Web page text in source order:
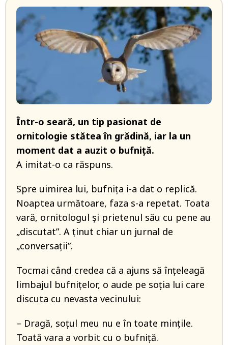
Într-o seară, un tip pasionat de
ornitologie stătea în grădină, iar la un
moment dat a auzit o bufniţă.
A imitat-o ca răspuns.
Spre uimirea lui, bufniţa i-a dat o replică.
Noaptea următoare, faza s-a repetat. Toata
vară, ornitologul şi prietenul său cu pene au
„discutat”. A ţinut chiar un jurnal de
„conversaţii”.
Tocmai când credea că a ajuns să înţeleagă
limbajul bufniţelor, o aude pe soția lui care
discuta cu nevasta vecinului:
– Dragă, soţul meu nu e în toate minţile.
Toată vara a vorbit cu o bufniţă.